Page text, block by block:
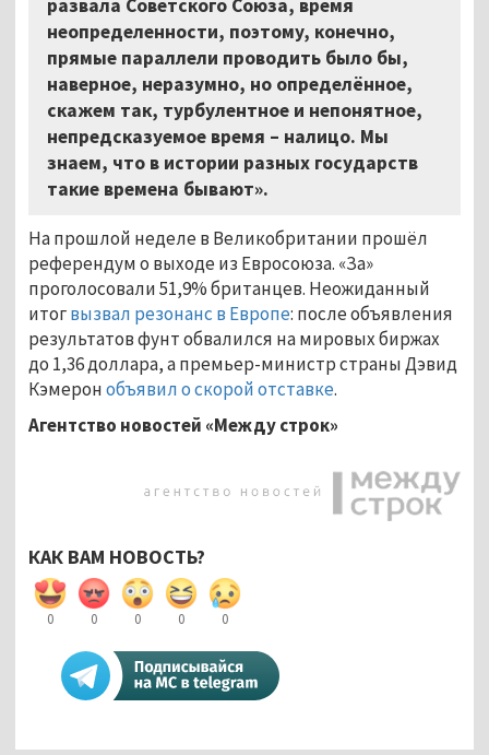
развала Советского Союза, время
неопределенности, поэтому, конечно,
прямые параллели проводить было бы,
наверное, неразумно, но определённое,
скажем так, турбулентное и непонятное,
непредсказуемое время – налицо. Мы
знаем, что в истории разных государств
такие времена бывают».
На прошлой неделе в Великобритании прошёл
референдум о выходе из Евросоюза. «За»
проголосовали 51,9% британцев. Неожиданный
итогвызвал резонанс в Европе: после объявления
результатов фунт обвалился на мировых биржах
до 1,36 доллара, а премьер-министр страны Дэвид
Кэмеронобъявил о скорой отставке.
Агентство новостей «Между строк»
КАК ВАМ НОВОСТЬ?
0 0 0 0 0